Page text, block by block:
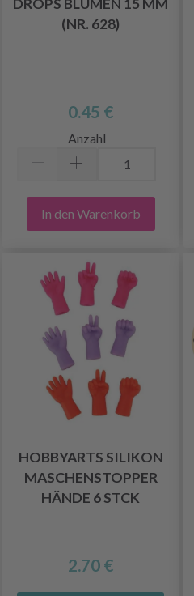
DROPS BLUMEN 15 MM
(NR. 628)
0.45 €
Anzahl
In den Warenkorb
HOBBYARTS SILIKON
MASCHENSTOPPER
HÄNDE 6 STCK
2.70 €